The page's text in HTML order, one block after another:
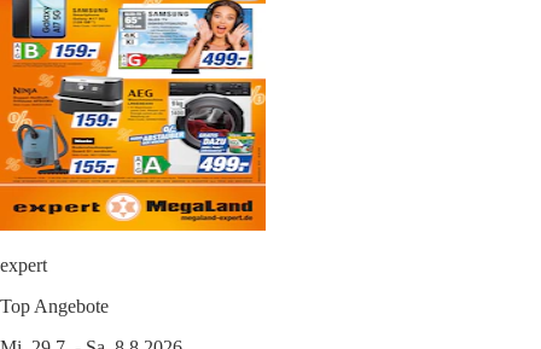
expert
Top Angebote